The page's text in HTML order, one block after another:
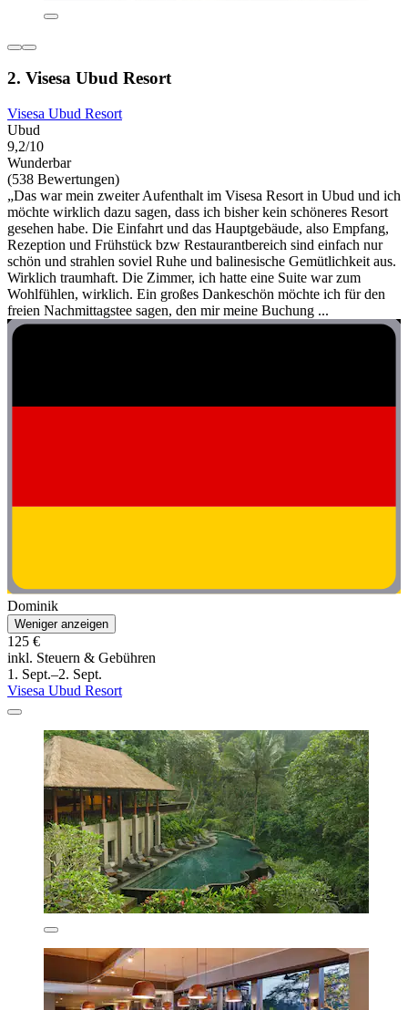
2. Visesa Ubud Resort
Visesa Ubud Resort
Ubud
9,2/10
Wunderbar
(538 Bewertungen)
„Das war mein zweiter Aufenthalt im Visesa Resort in Ubud und ich
möchte wirklich dazu sagen, dass ich bisher kein schöneres Resort
gesehen habe. Die Einfahrt und das Hauptgebäude, also Empfang,
Rezeption und Frühstück bzw Restaurantbereich sind einfach nur
schön und strahlen soviel Ruhe und balinesische Gemütlichkeit aus.
Wirklich traumhaft. Die Zimmer, ich hatte eine Suite war zum
Wohlfühlen, wirklich. Ein großes Dankeschön möchte ich für den
freien Nachmittagstee sagen, den mir meine Buchung ...
Dominik
Weniger anzeigen
125 €
inkl. Steuern & Gebühren
1. Sept.–2. Sept.
Visesa Ubud Resort